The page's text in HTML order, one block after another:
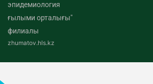
эпидемиология
ғылыми орталығы"
филиалы
zhumatov.hls.kz